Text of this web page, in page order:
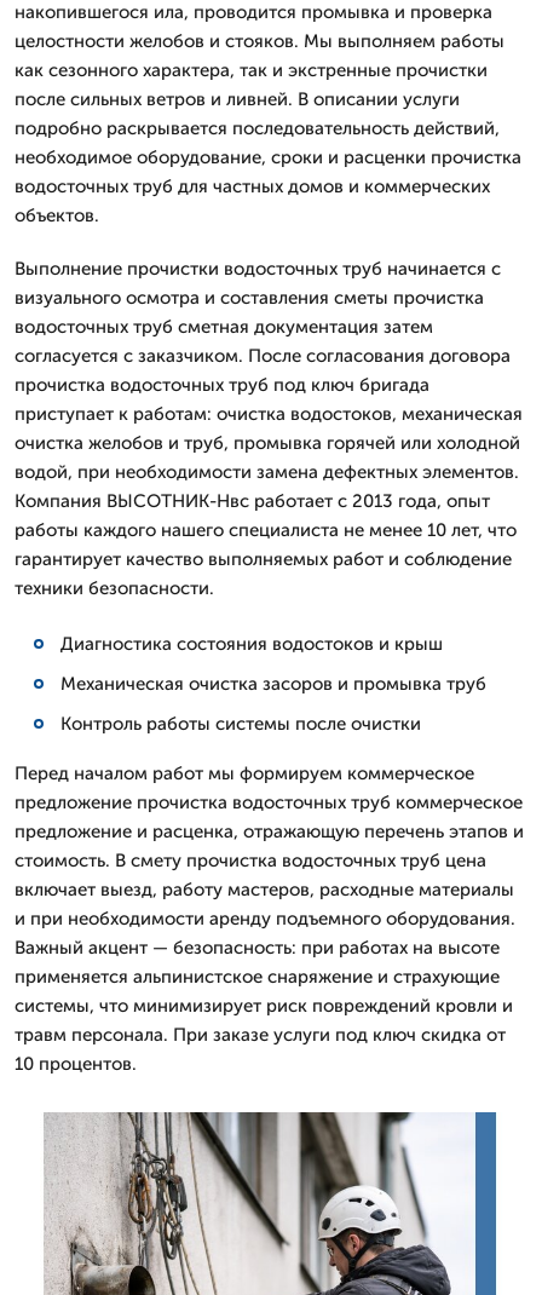
накопившегося ила, проводится промывка и проверка
целостности желобов и стояков. Мы выполняем работы
как сезонного характера, так и экстренные прочистки
после сильных ветров и ливней. В описании услуги
подробно раскрывается последовательность действий,
необходимое оборудование, сроки и расценки прочистка
водосточных труб для частных домов и коммерческих
объектов.
Выполнение прочистки водосточных труб начинается с
визуального осмотра и составления сметы прочистка
водосточных труб сметная документация затем
согласуется с заказчиком. После согласования договора
прочистка водосточных труб под ключ бригада
приступает к работам: очистка водостоков, механическая
очистка желобов и труб, промывка горячей или холодной
водой, при необходимости замена дефектных элементов.
Компания ВЫСОТНИК-Нвс работает с 2013 года, опыт
работы каждого нашего специалиста не менее 10 лет, что
гарантирует качество выполняемых работ и соблюдение
техники безопасности.
Диагностика состояния водостоков и крыш
Механическая очистка засоров и промывка труб
Контроль работы системы после очистки
Перед началом работ мы формируем коммерческое
предложение прочистка водосточных труб коммерческое
предложение и расценка, отражающую перечень этапов и
стоимость. В смету прочистка водосточных труб цена
включает выезд, работу мастеров, расходные материалы
и при необходимости аренду подъемного оборудования.
Важный акцент — безопасность: при работах на высоте
применяется альпинистское снаряжение и страхующие
системы, что минимизирует риск повреждений кровли и
травм персонала. При заказе услуги под ключ скидка от
10 процентов.